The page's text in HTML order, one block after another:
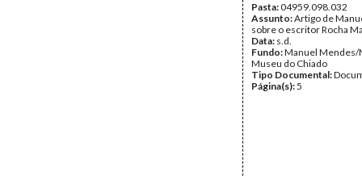
Pasta:04959.098.032
Assunto:Artigo de
sobre o escritor Rocha
Data: s.d.
Fundo:Manuel Mendes/
Museu do Chiado
Tipo Documental:
Página(s):5